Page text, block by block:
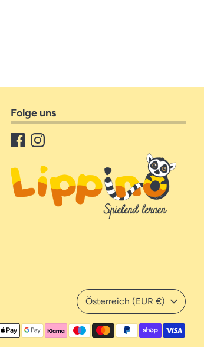
Folge uns
Währung
Österreich (EUR €)